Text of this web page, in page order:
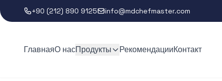
+90 (212) 890 9125 info@mdchefmaster.com
ГлавнаяО насПродукты РекомендацииКонтакт